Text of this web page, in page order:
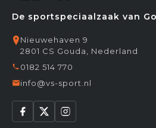
De sportspeciaalzaak van
Nieuwehaven 9
2801 CS Gouda, Nederland
0182 514 770
info@vs-sport.nl